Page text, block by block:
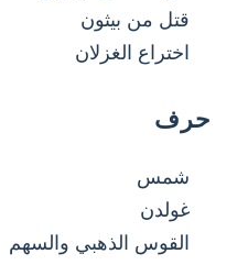
قتل من بيثون
اختراع الغزلان
حرف
شمس
غولدن
القوس الذهبي والسهم